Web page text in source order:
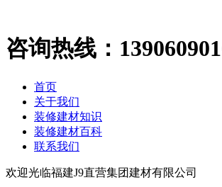
咨询热线：
首页
关于我们
装修建材知识
装修建材百科
联系我们
欢迎光临福建J9直营集团建材有限公司